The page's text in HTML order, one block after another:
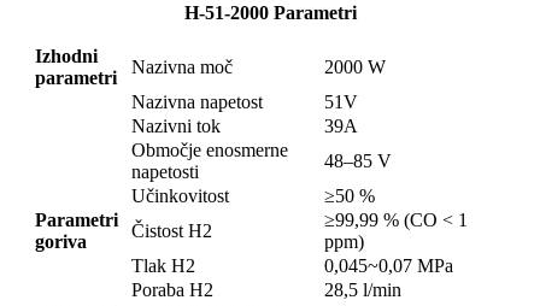
H-51-2000 Parametri
Izhodni
parametri
Nazivna moč
2000 W
Nazivna napetost
51V
Nazivni tok
39A
Območje enosmerne
napetosti
48–85 V
Učinkovitost
≥50 %
Parametri
goriva
Čistost H2
≥99,99 % (CO < 1
ppm)
Tlak H2
0,045~0,07 MPa
Poraba H2
28,5 l/min